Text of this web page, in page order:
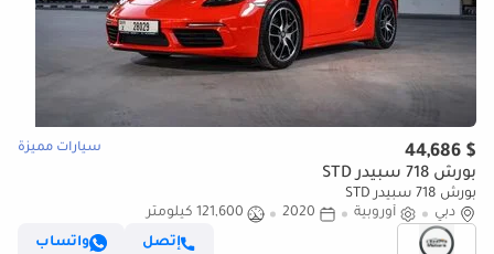
$ 44,686 سيارات مميزة
بورش 718 سبيدر STD
بورش 718 سبيدر STD
دبي
أوروبية 2020
121,600 كيلومتر
إتصل
واتساب